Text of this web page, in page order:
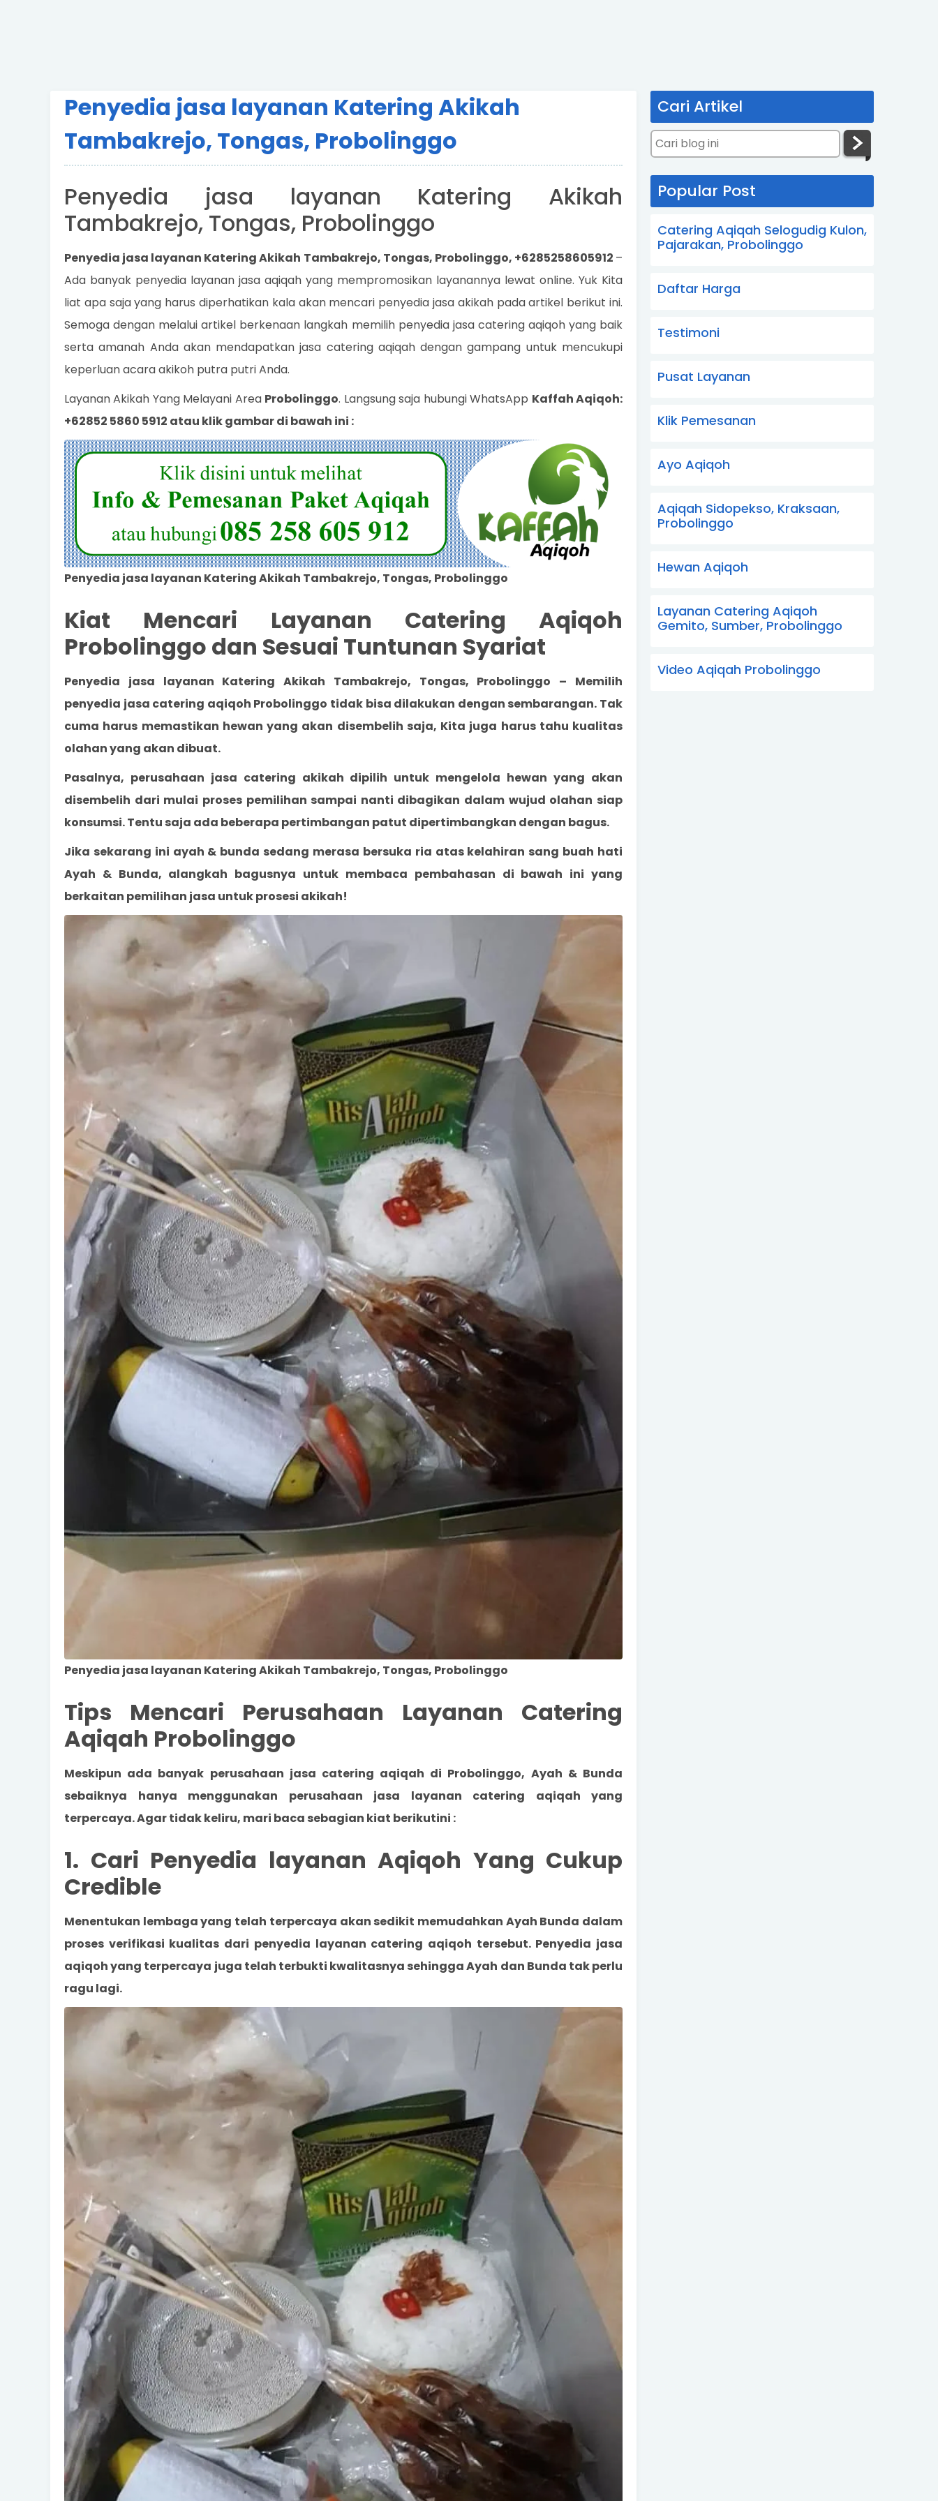
Penyedia jasa layanan Katering Akikah
Tambakrejo, Tongas, Probolinggo
Penyedia jasa layanan Katering Akikah
Tambakrejo, Tongas, Probolinggo
Penyedia jasa layanan Katering Akikah Tambakrejo, Tongas, Probolinggo, +6285258605912 –
Ada banyak penyedia layanan jasa aqiqah yang mempromosikan layanannya lewat online. Yuk Kita
liat apa saja yang harus diperhatikan kala akan mencari penyedia jasa akikah pada artikel berikut ini.
Semoga dengan melalui artikel berkenaan langkah memilih penyedia jasa catering aqiqoh yang baik
serta amanah Anda akan mendapatkan jasa catering aqiqah dengan gampang untuk mencukupi
keperluan acara akikoh putra putri Anda.
Layanan Akikah Yang Melayani Area Probolinggo. Langsung saja hubungi WhatsApp Kaffah Aqiqoh:
+62852 5860 5912 atau klik gambar di bawah ini :
Penyedia jasa layanan Katering Akikah Tambakrejo, Tongas, Probolinggo
Kiat Mencari Layanan Catering Aqiqoh
Probolinggo dan Sesuai Tuntunan Syariat
Penyedia jasa layanan Katering Akikah Tambakrejo, Tongas, Probolinggo – Memilih
penyedia jasa catering aqiqoh Probolinggo tidak bisa dilakukan dengan sembarangan. Tak
cuma harus memastikan hewan yang akan disembelih saja, Kita juga harus tahu kualitas
olahan yang akan dibuat.
Pasalnya, perusahaan jasa catering akikah dipilih untuk mengelola hewan yang akan
disembelih dari mulai proses pemilihan sampai nanti dibagikan dalam wujud olahan siap
konsumsi. Tentu saja ada beberapa pertimbangan patut dipertimbangkan dengan bagus.
Jika sekarang ini ayah & bunda sedang merasa bersuka ria atas kelahiran sang buah hati
Ayah & Bunda, alangkah bagusnya untuk membaca pembahasan di bawah ini yang
berkaitan pemilihan jasa untuk prosesi akikah!
Penyedia jasa layanan Katering Akikah Tambakrejo, Tongas, Probolinggo
Tips Mencari Perusahaan Layanan Catering
Aqiqah Probolinggo
Meskipun ada banyak perusahaan jasa catering aqiqah di Probolinggo, Ayah & Bunda
sebaiknya hanya menggunakan perusahaan jasa layanan catering aqiqah yang
terpercaya. Agar tidak keliru, mari baca sebagian kiat berikutini :
1. Cari Penyedia layanan Aqiqoh Yang Cukup
Credible
Menentukan lembaga yang telah terpercaya akan sedikit memudahkan Ayah Bunda dalam
proses verifikasi kualitas dari penyedia layanan catering aqiqoh tersebut. Penyedia jasa
aqiqoh yang terpercaya juga telah terbukti kwalitasnya sehingga Ayah dan Bunda tak perlu
ragu lagi.
Cari Artikel
Popular Post
Catering Aqiqah Selogudig Kulon,
Pajarakan, Probolinggo
Daftar Harga
Testimoni
Pusat Layanan
Klik Pemesanan
Ayo Aqiqoh
Aqiqah Sidopekso, Kraksaan,
Probolinggo
Hewan Aqiqoh
Layanan Catering Aqiqoh
Gemito, Sumber, Probolinggo
Video Aqiqah Probolinggo